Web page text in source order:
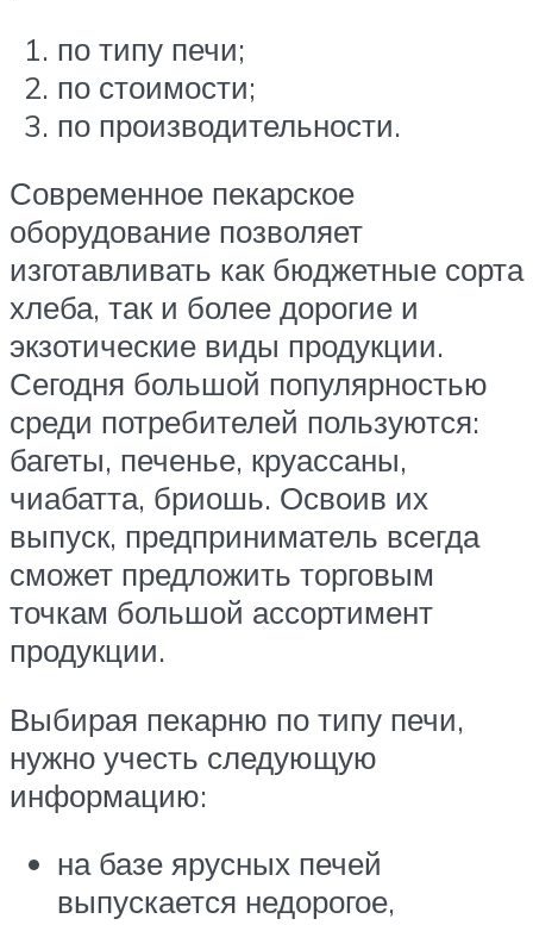
по типу печи;
по стоимости;
по производительности.
Современное пекарское
оборудование позволяет
изготавливать как бюджетные сорта
хлеба, так и более дорогие и
экзотические виды продукции.
Сегодня большой популярностью
среди потребителей пользуются:
багеты, печенье, круассаны,
чиабатта, бриошь. Освоив их
выпуск, предприниматель всегда
сможет предложить торговым
точкам большой ассортимент
продукции.
Выбирая пекарню по типу печи,
нужно учесть следующую
информацию:
на базе ярусных печей
выпускается недорогое,